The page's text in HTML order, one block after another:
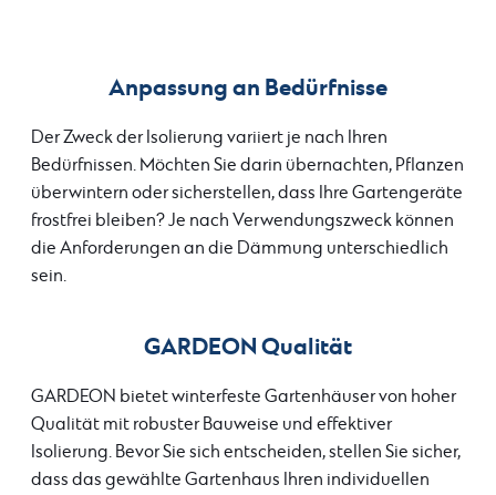
Anpassung an Bedürfnisse
Der Zweck der Isolierung variiert je nach Ihren
Bedürfnissen. Möchten Sie darin übernachten, Pflanzen
überwintern oder sicherstellen, dass Ihre Gartengeräte
frostfrei bleiben? Je nach Verwendungszweck können
die Anforderungen an die Dämmung unterschiedlich
sein.
GARDEON Qualität
GARDEON bietet winterfeste Gartenhäuser von hoher
Qualität mit robuster Bauweise und effektiver
Isolierung. Bevor Sie sich entscheiden, stellen Sie sicher,
dass das gewählte Gartenhaus Ihren individuellen